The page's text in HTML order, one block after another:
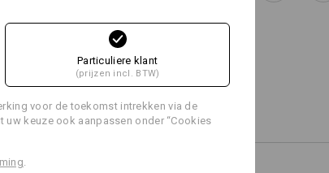
vergelijken
Particuliere klant
(prijzen incl. BTW)
voor de toekomst intrekken via de
uw keuze ook aanpassen onder “Cookies